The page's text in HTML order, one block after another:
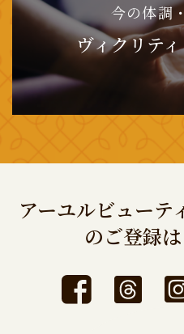
今の体調
ヴィクリテ
アーユルビュー
のご登録